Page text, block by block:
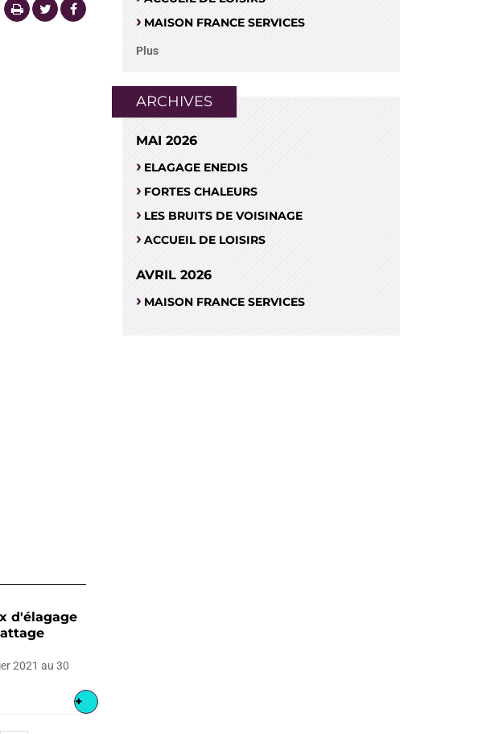
d'élagage
2021 au 30
+
MAISON FRANCE SERVICES
Plus
ARCHIVES
MAI 2026
ELAGAGE ENEDIS
FORTES CHALEURS
LES BRUITS DE VOISINAGE
ACCUEIL DE LOISIRS
AVRIL 2026
MAISON FRANCE SERVICES